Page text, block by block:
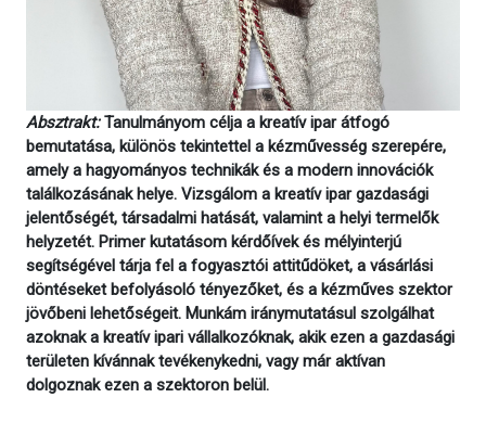
Absztrakt:Tanulmányom célja a kreatív ipar átfogó
bemutatása, különös tekintettel a kézművesség szerepére,
amely a hagyományos technikák és a modern innovációk
találkozásának helye. Vizsgálom a kreatív ipar gazdasági
jelentőségét, társadalmi hatását, valamint a helyi termelők
helyzetét. Primer kutatásom kérdőívek és mélyinterjú
segítségével tárja fel a fogyasztói attitűdöket, a vásárlási
döntéseket befolyásoló tényezőket, és a kézműves szektor
jövőbeni lehetőségeit. Munkám iránymutatásul szolgálhat
azoknak a kreatív ipari vállalkozóknak, akik ezen a gazdasági
területen kívánnak tevékenykedni, vagy már aktívan
dolgoznak ezen a szektoron belül.